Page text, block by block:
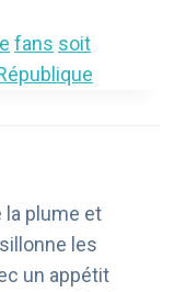
fans soit
la plume et
les
un appétit